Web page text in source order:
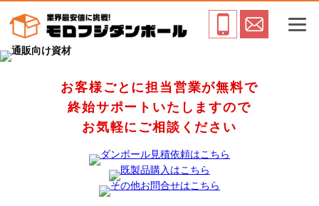
お客様ごとに担当営業が無料で
終始サポートいたしますので
お気軽にご相談ください